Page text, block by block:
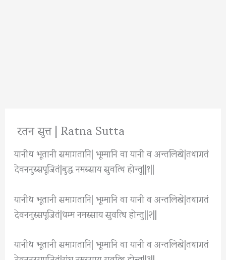
रतन सुत्त | Ratna Sutta
यानीध भूतानी समागतानि| भूम्मानि वा यानी व अन्तलिखे|तथागतं
देवननुस्सपूजितं|बुद्ध नमस्साय सुवत्थि होन्तु||१||
यानीध भूतानी समागतानि| भूम्मानि वा यानी व अन्तलिखे|तथागतं
देवननुस्सपूजितं|धम्म नमस्साय सुवत्थि होन्तु||२||
यानीध भूतानी समागतानि| भूम्मानि वा यानी व अन्तलिखे|तथागतं